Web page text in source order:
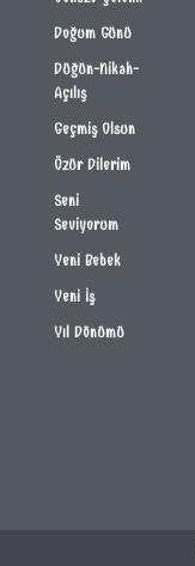
Doğum Günü
Düğün-Nikah-
Açılış
Geçmiş Olsun
Özür Dilerim
Seni
Seviyorum
Yeni Bebek
Yeni İş
Yıl Dönümü